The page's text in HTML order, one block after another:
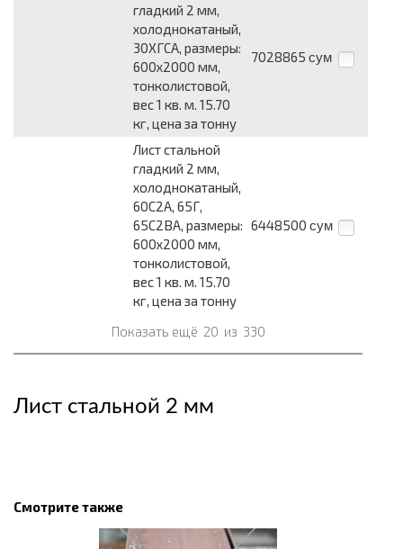
гладкий 2 мм,
холоднокатаный,
30ХГСА, размеры:
600x2000 мм,
тонколистовой,
вес 1 кв. м. 15.70
кг, цена за тонну
7028865 сум
Лист стальной
гладкий 2 мм,
холоднокатаный,
60С2А, 65Г,
65С2ВА, размеры:
600x2000 мм,
тонколистовой,
вес 1 кв. м. 15.70
кг, цена за тонну
6448500 сум
Показать ещё 20 из 330
Лист стальной 2 мм
Смотрите также